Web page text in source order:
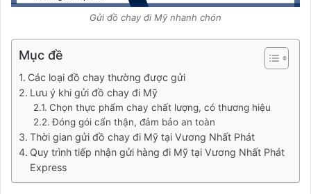
Gửi đồ chay đi Mỹ nhanh chón
Mục đề
Các loại đồ chay thường được gửi
Lưu ý khi gửi đồ chay đi Mỹ
Chọn thực phẩm chay chất lượng, có thương hiệu
Đóng gói cẩn thận, đảm bảo an toàn
Thời gian gửi đồ chay đi Mỹ tại Vương Nhất Phát
Quy trình tiếp nhận gửi hàng đi Mỹ tại Vương Nhất Phát
Express